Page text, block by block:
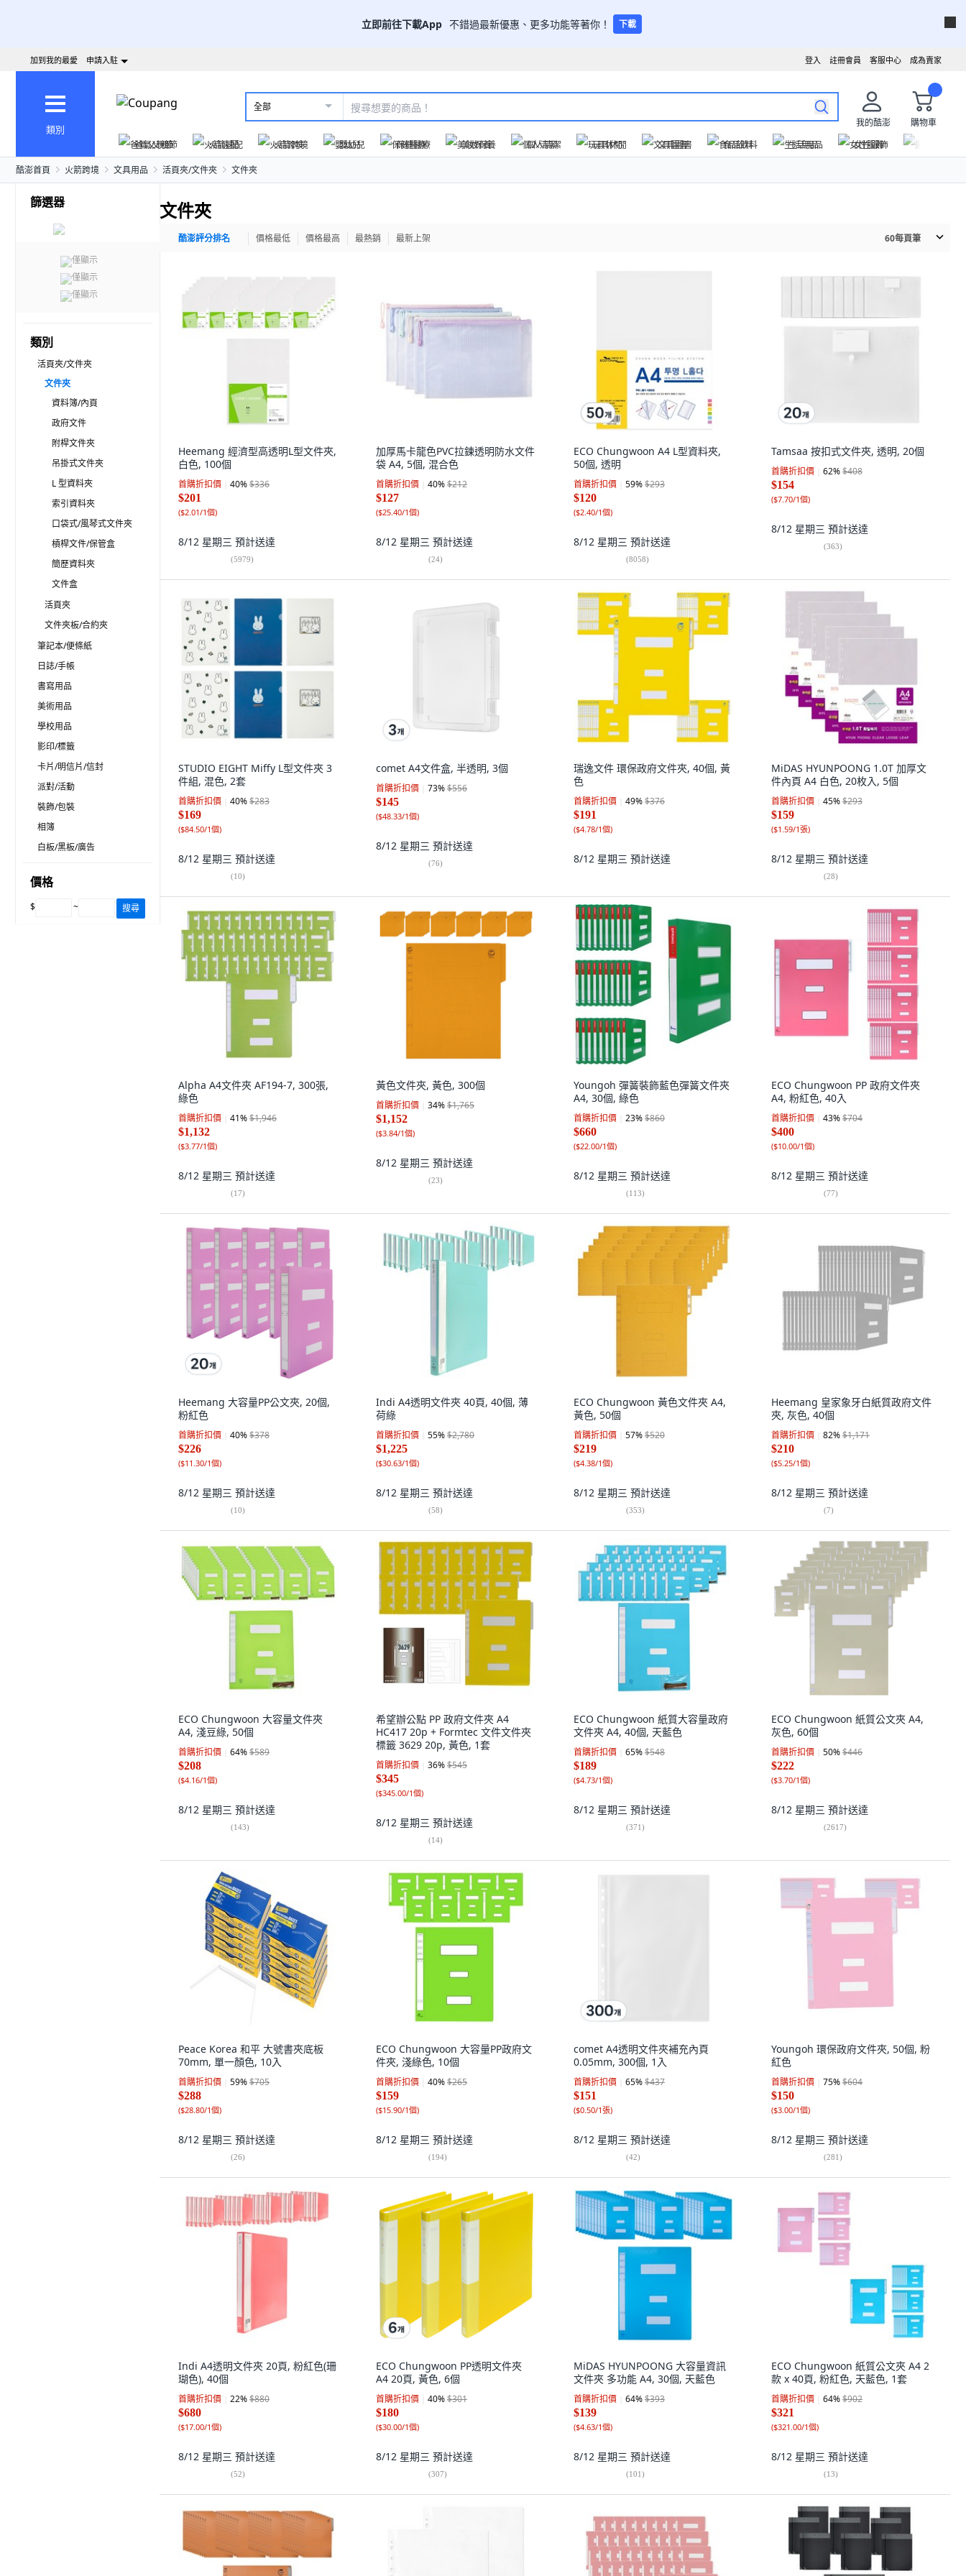
立即前往下載App 不錯過最新優惠、更多功能等著你！ 下載
成為賣家
客服中心
註冊會員
登入
加到我的最愛 申請入駐
類別
全部
我的酷澎
購物車
爸氣父親節
火箭速配 火箭跨境 嬰幼兒 保健醫療 美妝保養 個人清潔 玩具休閒 文具圖書 食品飲料 生活用品 女性服飾
酷澎首頁 火箭跨境 文具用品 活頁夾/文件夾 文件夾
篩選器
僅顯示
僅顯示
僅顯示
類別
活頁夾/文件夾
文件夾
資料簿/內頁
政府文件
附桿文件夾
吊掛式文件夾
L 型資料夾
索引資料夾
口袋式/風琴式文件夾
槓桿文件/保管盒
簡歷資料夾
文件盒
活頁夾
文件夾板/合約夾
筆記本/便條紙
日誌/手帳
書寫用品
美術用品
學校用品
影印/標籤
卡片/明信片/信封
派對/活動
裝飾/包裝
相簿
白板/黑板/廣告
價格
$ ~ 搜尋
文件夾
酷澎評分排名 價格最低 價格最高 最熱銷 最新上架 60每頁筆
Heemang 經濟型高透明L型文件夾,
白色, 100個
首購折扣價 40%$336
$201
($2.01/1個)
8/12 星期三 預計送達
(5979)
加厚馬卡龍色PVC拉鍊透明防水文件
袋 A4, 5個, 混合色
首購折扣價 40%$212
$127
($25.40/1個)
8/12 星期三 預計送達
(24)
ECO Chungwoon A4 L型資料夾,
50個, 透明
首購折扣價 59%$293
$120
($2.40/1個)
8/12 星期三 預計送達
(8058)
Tamsaa 按扣式文件夾, 透明, 20個
首購折扣價 62%$408
$154
($7.70/1個)
8/12 星期三 預計送達
(363)
STUDIO EIGHT Miffy L型文件夾 3
件組, 混色, 2套
首購折扣價 40%$283
$169
($84.50/1個)
8/12 星期三 預計送達
(10)
comet A4文件盒, 半透明, 3個
首購折扣價 73%$556
$145
($48.33/1個)
8/12 星期三 預計送達
(76)
瑞逸文件 環保政府文件夾, 40個, 黃
色
首購折扣價 49%$376
$191
($4.78/1個)
8/12 星期三 預計送達
MiDAS HYUNPOONG 1.0T 加厚文
件內頁 A4 白色, 20枚入, 5個
首購折扣價 45%$293
$159
($1.59/1張)
8/12 星期三 預計送達
(28)
Alpha A4文件夾 AF194-7, 300張,
綠色
首購折扣價 41%$1,946
$1,132
($3.77/1個)
8/12 星期三 預計送達
(17)
黃色文件夾, 黃色, 300個
首購折扣價 34%$1,765
$1,152
($3.84/1個)
8/12 星期三 預計送達
(23)
Youngoh 彈簧裝飾藍色彈簧文件夾
A4, 30個, 綠色
首購折扣價 23%$860
$660
($22.00/1個)
8/12 星期三 預計送達
(113)
ECO Chungwoon PP 政府文件夾
A4, 粉紅色, 40入
首購折扣價 43%$704
$400
($10.00/1個)
8/12 星期三 預計送達
(77)
Heemang 大容量PP公文夾, 20個,
粉紅色
首購折扣價 40%$378
$226
($11.30/1個)
8/12 星期三 預計送達
(10)
Indi A4透明文件夾 40頁, 40個, 薄
荷綠
首購折扣價 55%$2,780
$1,225
($30.63/1個)
8/12 星期三 預計送達
(58)
ECO Chungwoon 黃色文件夾 A4,
黃色, 50個
首購折扣價 57%$520
$219
($4.38/1個)
8/12 星期三 預計送達
(353)
Heemang 皇家象牙白紙質政府文件
夾, 灰色, 40個
首購折扣價 82%$1,171
$210
($5.25/1個)
8/12 星期三 預計送達
(7)
ECO Chungwoon 大容量文件夾
A4, 淺豆綠, 50個
首購折扣價 64%$589
$208
($4.16/1個)
8/12 星期三 預計送達
(143)
希望辦公點 PP 政府文件夾 A4
HC417 20p + Formtec 文件文件夾
標籤 3629 20p, 黃色, 1套
首購折扣價 36%$545
$345
($345.00/1個)
8/12 星期三 預計送達
(14)
ECO Chungwoon 紙質大容量政府
文件夾 A4, 40個, 天藍色
首購折扣價 65%$548
$189
($4.73/1個)
8/12 星期三 預計送達
(371)
ECO Chungwoon 紙質公文夾 A4,
灰色, 60個
首購折扣價 50%$446
$222
($3.70/1個)
8/12 星期三 預計送達
(2617)
Peace Korea 和平 大號書夾底板
70mm, 單一顏色, 10入
首購折扣價 59%$705
$288
($28.80/1個)
8/12 星期三 預計送達
(26)
ECO Chungwoon 大容量PP政府文
件夾, 淺綠色, 10個
首購折扣價 40%$265
$159
($15.90/1個)
8/12 星期三 預計送達
(194)
comet A4透明文件夾補充內頁
0.05mm, 300個, 1入
首購折扣價 65%$437
$151
($0.50/1張)
8/12 星期三 預計送達
(42)
Youngoh 環保政府文件夾, 50個, 粉
紅色
首購折扣價 75%$604
$150
($3.00/1個)
8/12 星期三 預計送達
(281)
Indi A4透明文件夾 20頁, 粉紅色(珊
瑚色), 40個
首購折扣價 22%$880
$680
($17.00/1個)
8/12 星期三 預計送達
(52)
ECO Chungwoon PP透明文件夾
A4 20頁, 黃色, 6個
首購折扣價 40%$301
$180
($30.00/1個)
8/12 星期三 預計送達
(307)
MiDAS HYUNPOONG 大容量資訊
文件夾 多功能 A4, 30個, 天藍色
首購折扣價 64%$393
$139
($4.63/1個)
8/12 星期三 預計送達
(101)
ECO Chungwoon 紙質公文夾 A4 2
款 x 40頁, 粉紅色, 天藍色, 1套
首購折扣價 64%$902
$321
($321.00/1個)
8/12 星期三 預計送達
(13)